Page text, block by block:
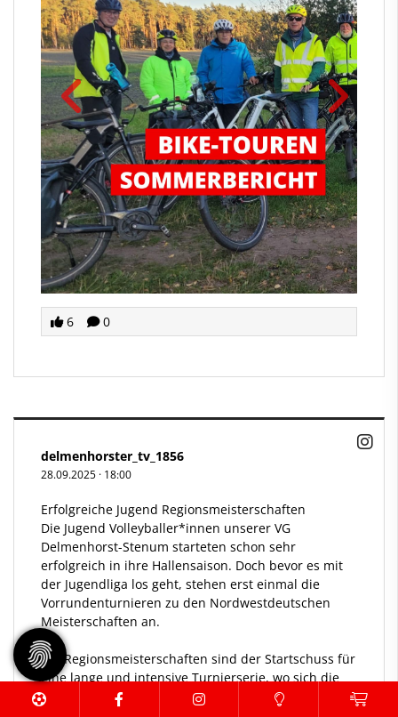
6 0
delmenhorster_tv_1856
28.09.2025 · 18:00
Erfolgreiche Jugend Regionsmeisterschaften
Die Jugend Volleyballer*innen unserer VG
Delmenhorst-Stenum starteten schon sehr
erfolgreich in ihre Hallensaison. Doch bevor es mit
der Jugendliga los geht, stehen erst einmal die
Vorrundenturnieren zu den Nordwestdeutschen
Meisterschaften an.
Die Regionsmeisterschaften sind der Startschuss für
eine lange und intensive Turnierserie, wo sich die
besten Mannschaften aus ganz Niedersachen